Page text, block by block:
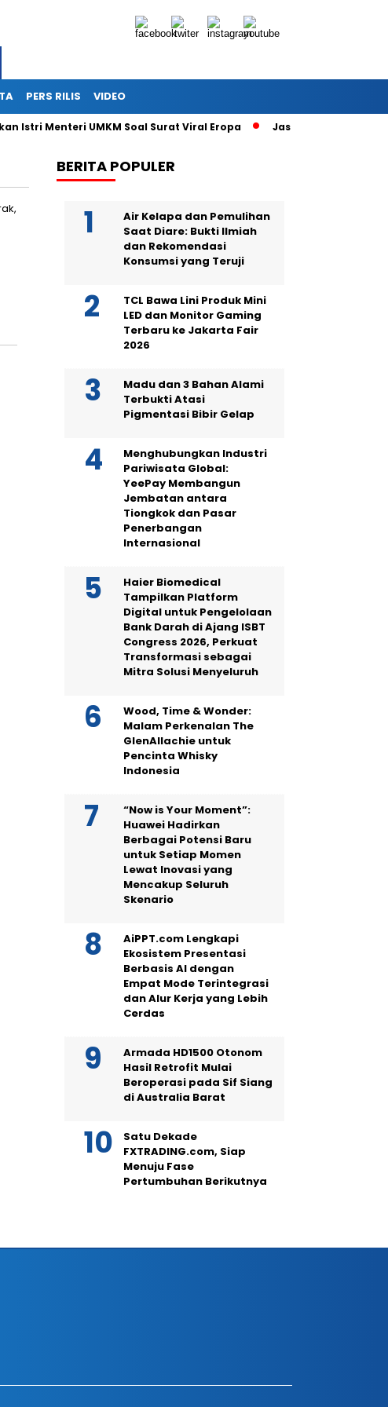
PERS RILIS VIDEO
Istri Menteri UMKM Soal Surat Viral Eropa Jasa Siaran Pers
BERITA POPULER
Air Kelapa dan Pemulihan
Saat Diare: Bukti Ilmiah
dan Rekomendasi
Konsumsi yang Teruji
TCL Bawa Lini Produk Mini
LED dan Monitor Gaming
Terbaru ke Jakarta Fair
2026
Madu dan 3 Bahan Alami
Terbukti Atasi
Pigmentasi Bibir Gelap
Menghubungkan Industri
Pariwisata Global:
YeePay Membangun
Jembatan antara
Tiongkok dan Pasar
Penerbangan
Internasional
Haier Biomedical
Tampilkan Platform
Digital untuk Pengelolaan
Bank Darah di Ajang ISBT
Congress 2026, Perkuat
Transformasi sebagai
Mitra Solusi Menyeluruh
Wood, Time & Wonder:
Malam Perkenalan The
GlenAllachie untuk
Pencinta Whisky
Indonesia
“Now is Your Moment”:
Huawei Hadirkan
Berbagai Potensi Baru
untuk Setiap Momen
Lewat Inovasi yang
Mencakup Seluruh
Skenario
AiPPT.com Lengkapi
Ekosistem Presentasi
Berbasis AI dengan
Empat Mode Terintegrasi
dan Alur Kerja yang Lebih
Cerdas
Armada HD1500 Otonom
Hasil Retrofit Mulai
Beroperasi pada Sif Siang
di Australia Barat
Satu Dekade
FXTRADING.com, Siap
Menuju Fase
Pertumbuhan Berikutnya